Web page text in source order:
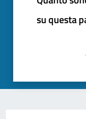
su questa